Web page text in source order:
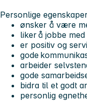
Personlige
ønsker å være
liker å jobbe
er positiv og
gode
arbeider
gode
bidra til et godt
personlig